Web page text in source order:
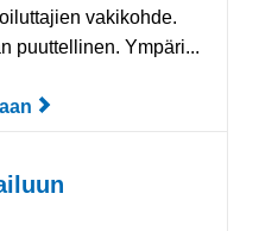
vakikohde.
puuttellinen. Ympäri...